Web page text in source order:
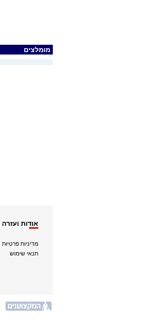
מומלצים
אודות ועזרה
מדיניות פרטיות
תנאי שימוש